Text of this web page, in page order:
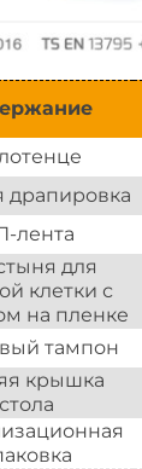
драпировка
лента
для
клетки с
на пленке
тампон
крышка
стола